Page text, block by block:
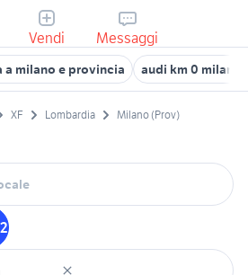
Vendi Messaggi
a milano e provincia audi km 0 milano
XF Lombardia Milano (Prov)